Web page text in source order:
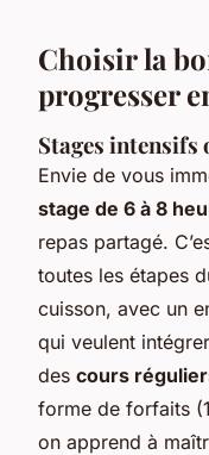
Choisir la
progresser
Stages intensifs
Envie de vous
stage de 6 à 8
repas partagé.
toutes les étapes
cuisson, avec un
qui veulent
des cours
forme de forfaits
on apprend à